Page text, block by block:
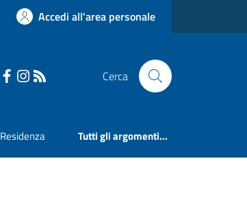
Accedi all'area personale
Cerca
Residenza Tutti gli argomenti...